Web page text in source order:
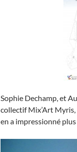
Sophie Dechamp, et
collectif Mix’Art
en a impressionné